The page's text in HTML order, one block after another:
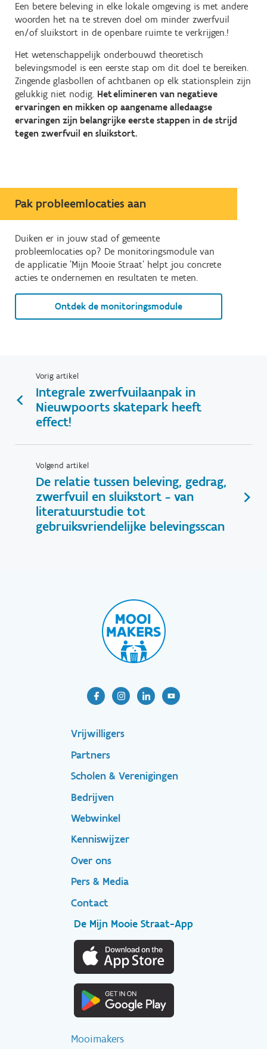
Een betere beleving in elke lokale omgeving is met andere
woorden het na te streven doel om minder zwerfvuil
en/of sluikstort in de openbare ruimte te verkrijgen.!
Het wetenschappelijk onderbouwd theoretisch
belevingsmodel is een eerste stap om dit doel te bereiken.
Zingende glasbollen of achtbanen op elk stationsplein zijn
gelukkig niet nodig. Het elimineren van negatieve
ervaringen en mikken op aangename alledaagse
ervaringen zijn belangrijke eerste stappen in de strijd
tegen zwerfvuil en sluikstort.
Pak probleemlocaties aan
Duiken er in jouw stad of gemeente
probleemlocaties op? De monitoringsmodule van
de applicatie 'Mijn Mooie Straat' helpt jou concrete
acties te ondernemen en resultaten te meten.
Ontdek de monitoringsmodule
Vorig artikel
Integrale zwerfvuilaanpak in
Nieuwpoorts skatepark heeft
effect!
Volgend artikel
De relatie tussen beleving, gedrag,
zwerfvuil en sluikstort - van
literatuurstudie tot
gebruiksvriendelijke belevingsscan
Footer-
menu
Vrijwilligers
Partners
Scholen & Verenigingen
Bedrijven
Footer
secondary
Webwinkel
Kenniswijzer
Over ons
Pers & Media
Contact
De Mijn Mooie Straat-App
Mooimakers